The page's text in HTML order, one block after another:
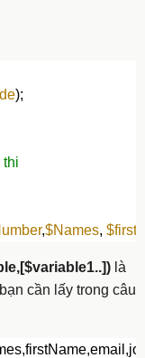
);
thi
,$Names,
là
cần lấy trong câu